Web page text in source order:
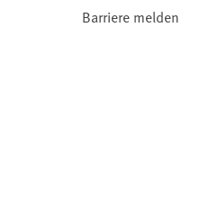
Barriere melden